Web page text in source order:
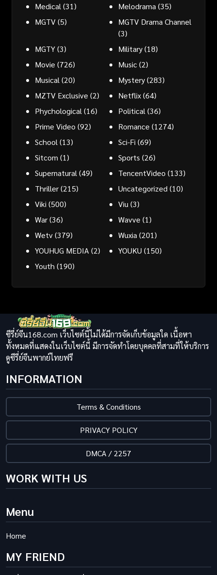
Medical(31) Melodrama(35)
MGTV(5)
MGTV Drama Channel
(3)
MGTY(3) Military(18)
Movie (726) Music(2)
Musical(20) Mystery(283)
MZTV Exclusive (2) Netflix(64)
Phychological(16) Political(36)
Prime Video (92) Romance (1274)
School(13) Sci-Fi (69)
Sitcom (1) Sports (26)
Supernatural(49) TencentVideo (133)
Thriller(215) Uncategorized(10)
Viki (500) Viu(3)
War(36) Wavve (1)
Wetv(379) Wuxia(201)
YOUHUG MEDIA(2) YOUKU (150)
Youth (190)
ซีรี่ย์จีน168.com เว็บไซต์นี้ไม่ได้มีการจัดเก็บข้อมูลใด เนื้อหา
ทั้งหมดที่แสดงในเว็บไซต์นี้ มีการจัดทำโดยบุคคลที่สามที่ให้บริการ
ดูซีรี่ย์จีนพากย์ไทยฟรี
INFORMATION
Terms & Conditions
PRIVACY POLICY
DMCA / 2257
WORK WITH US
Menu
Home
MY FRIEND